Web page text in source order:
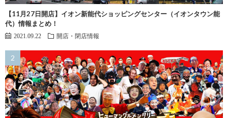
【11月27日開店】イオン新能代ショッピングセンター（イオンタウン能
代）情報まとめ！
2021.09.22 開店・閉店情報